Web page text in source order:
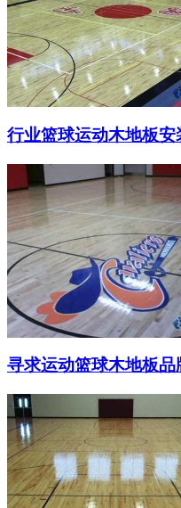
行业篮球运动木地板安
寻求运动篮球木地板品